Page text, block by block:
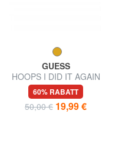
GUESS
HOOPS I DID IT AGAIN
Mittelgroße Creolen
60% RABATT
50,00 € 19,99 €